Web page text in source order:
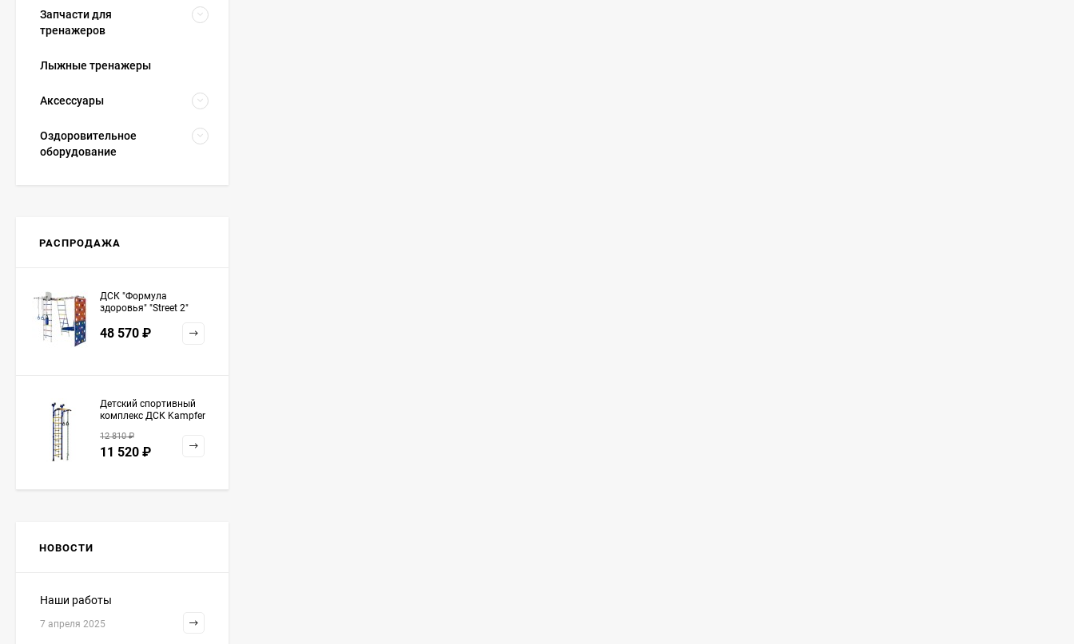
Запчасти для
тренажеров
Лыжные тренажеры
Аксессуары
Оздоровительное
оборудование
РАСПРОДАЖА
ДСК "Формула
здоровья" "Street 2"
48 570
Детский спортивный
комплекс ДСК Kampfer
12 810
11 520
НОВОСТИ
Наши работы
7 апреля 2025